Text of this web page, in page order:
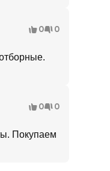
0 0
0 0
Покупаем